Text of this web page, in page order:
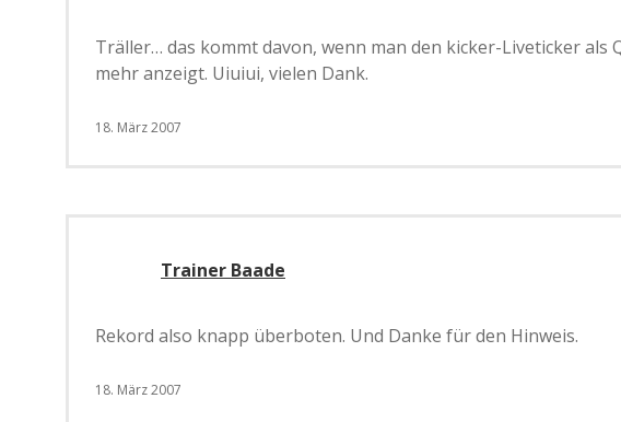
Träller… das kommt davon, wenn man den kicker-Liveticker als
mehr anzeigt. Uiuiui, vielen Dank.
18. März 2007
Trainer Baade
Rekord also knapp überboten. Und Danke für den Hinweis.
18. März 2007